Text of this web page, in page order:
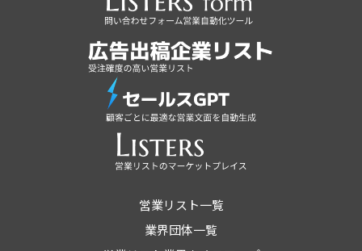
営業リスト一覧
業界団体一覧